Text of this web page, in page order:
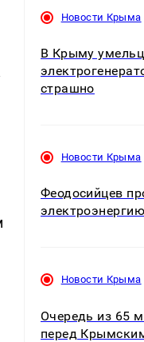
Новости Крыма
В Крыму
страшно
Новости Крыма
Феодосийцев
Новости Крыма
Очередь из 65
перед